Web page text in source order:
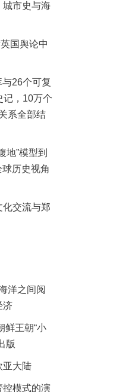
城市史与海
国舆论中
26个可复
记，10万个
系全部结
地”模型到
历史视角
化交流与郑
洋之间阅
济
鲜王朝“小
版
亚大陆
控模式的演